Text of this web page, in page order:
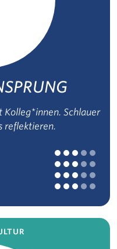
Schlauer
reflektieren.